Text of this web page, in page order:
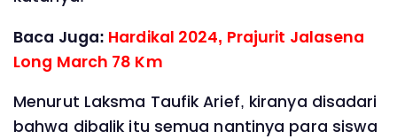
Baca Juga: Hardikal 2024, Prajurit Jalasena
Long March 78 Km
Menurut Laksma Taufik Arief, kiranya disadari
bahwa dibalik itu semua nantinya para siswa